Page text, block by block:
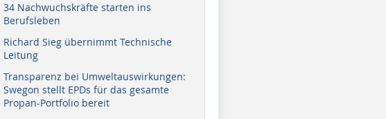
34 Nachwuchskräfte starten ins
Berufsleben
Richard Sieg übernimmt Technische
Leitung
Transparenz bei Umweltauswirkungen:
Swegon stellt EPDs für das gesamte
Propan-Portfolio bereit